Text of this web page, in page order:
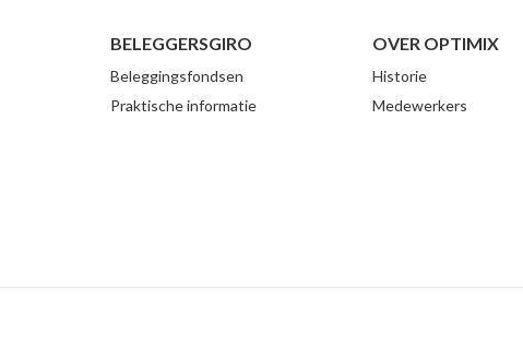
BELEGGERSGIRO
Beleggingsfondsen
Praktische informatie
OVER OPTIMIX
Historie
Medewerkers